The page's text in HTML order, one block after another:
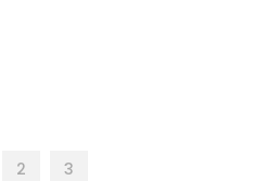
2 3